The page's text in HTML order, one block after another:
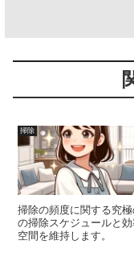
掃除
掃除の頻度に関する究
の掃除スケジュールと
空間を維持します。